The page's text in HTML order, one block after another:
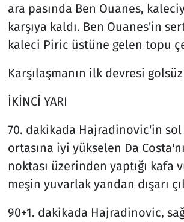
ara pasında Ben Ouanes,
karşıya kaldı. Ben Ouanes'in
kaleci Piric üstüne gelen topu
Karşılaşmanın ilk devresi
İKİNCİ YARI
70. dakikada Hajradinovic'in
ortasına iyi yükselen Da
noktası üzerinden yaptığı kafa
meşin yuvarlak yandan dışarı
90+1. dakikada Hajradinovic,